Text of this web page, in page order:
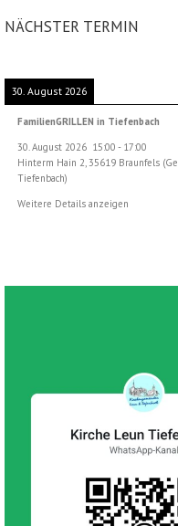
NÄCHSTER TERMIN
30. August 2026
FamilienGRILLEN in Tiefenbach
30. August 2026 15:00 - 17:00
Hinterm Hain 2, 35619 Braunfels
Tiefenbach)
Weitere Details anzeigen